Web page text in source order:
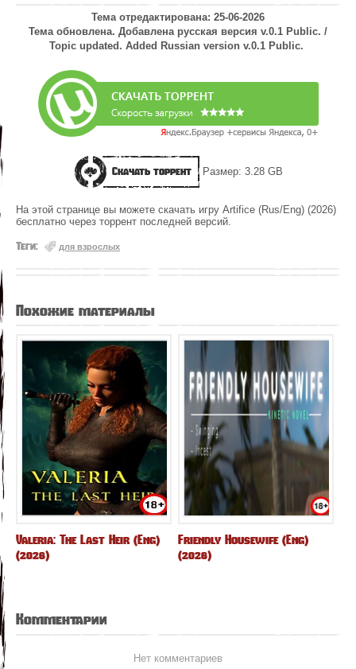
Тема отредактирована: 25-06-2026
Тема обновлена. Добавлена русская версия v.0.1 Public. /
Topic updated. Added Russian version v.0.1 Public.
Скачать торрент Размер: 3.28 GB
На этой странице вы можете скачать игру Artifice (Rus/Eng) (2026)
бесплатно через торрент последней версий.
Теги: для взрослых
Похожие материалы
Valeria: The Last Heir (Eng)
(2026)
Friendly Housewife (Eng)
(2026)
Комментарии
Нет комментариев